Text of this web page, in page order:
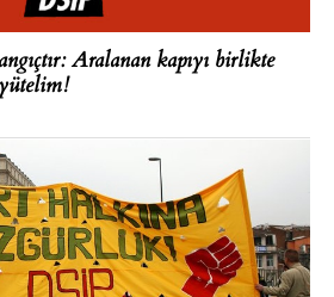
Aralanan kapıyı birlikte